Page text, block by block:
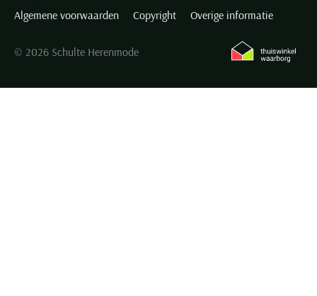
Algemene voorwaarden
Copyright Overige informatie
© 2026 Schulte Herenmode